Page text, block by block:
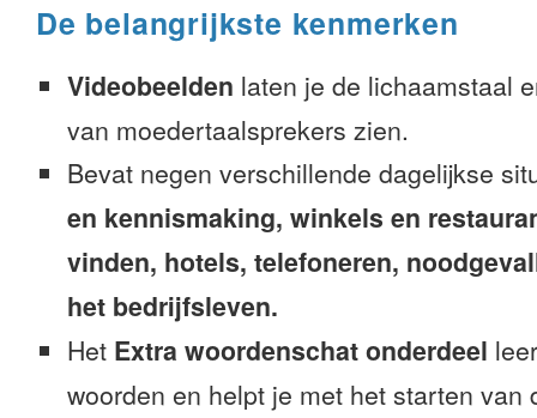
De belangrijkste kenmerken
Videobeelden laten je de lichaamstaal
van moedertaalsprekers zien.
Bevat negen verschillende dagelijkse
en kennismaking, winkels en
vinden, hotels, telefoneren,
het bedrijfsleven.
Het Extra woordenschat onderdeel
woorden en helpt je met het starten van